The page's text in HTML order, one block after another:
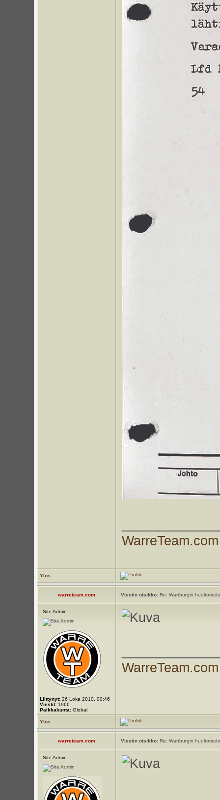
WarreTeam.com
Ylös
warreteam.com Viestin otsikko:Re: Wartburgin
Site Admin
Liittynyt:26 Loka 2010, 00:46
Viestit:1966
Paikkakunta:Global
WarreTeam.com
Ylös
warreteam.com Viestin otsikko:Re: Wartburgin
Site Admin